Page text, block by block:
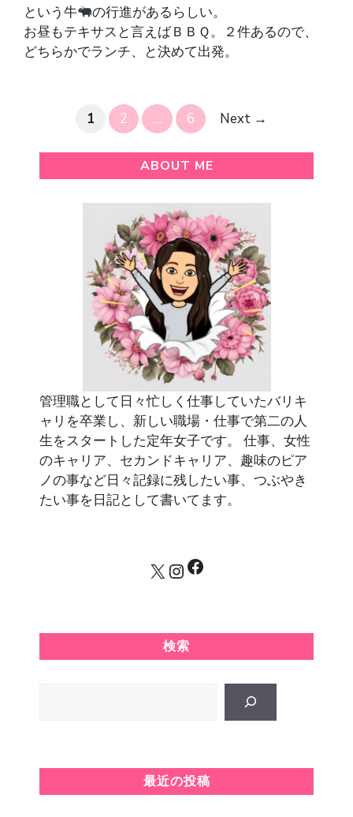
という牛
の行進があるらしい。
お昼もテキサスと言えばＢＢＱ。２件あるので、
どちらかでランチ、と決めて出発。
Page
1 Page
2 … Page
6 Next →
ABOUT ME
管理職として日々忙しく仕事していたバリキ
ャリを卒業し、新しい職場・仕事で第二の人
生をスタートした定年女子です。 仕事、女性
のキャリア、セカンドキャリア、趣味のピア
ノの事など日々記録に残したい事、つぶやき
たい事を日記として書いてます。
X Instagram
Facebook
検索
最近の投稿